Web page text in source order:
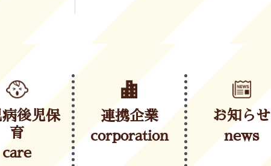
後児保
育
care
連携企業
corporation
お知らせ
news